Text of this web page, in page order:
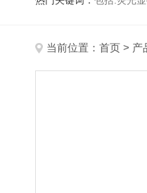
当前位置： 首页 > 产